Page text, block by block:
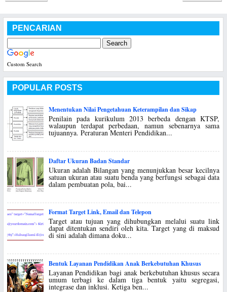
PENCARIAN
Custom Search
POPULAR POSTS
Menentukan Nilai Pengetahuan Keterampilan dan Sikap
Penilain pada kurikulum 2013 berbeda dengan KTSP,
walaupun terdapat perbedaan, namun sebenarnya sama
tujuannya. Peraturan Menteri Pendidikan...
Daftar Ukuran Badan Standar
Ukuran adalah Bilangan yang menunjukkan besar kecilnya
satuan ukuran atau suatu benda yang berfungsi sebagai data
dalam pembuatan pola, bai...
Format Target Link, Email dan Telepon
Target atau tujuan yang dihubungkan melalui suatu link
dapat ditentukan sendiri oleh kita. Target yang di maksud
di sini adalah dimana doku...
Bentuk Layanan Pendidikan Anak Berkebutuhan Khusus
Layanan Pendidikan bagi anak berkebutuhan khusus secara
umum terbagi ke dalam tiga bentuk yaitu segregasi,
integrase dan inklusi. Ketiga ben...